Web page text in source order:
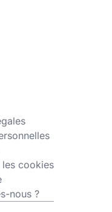
les cookies
nous ?